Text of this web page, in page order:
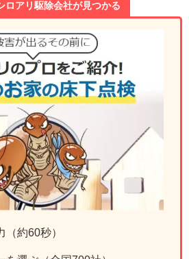
ロアリ駆除会社が見つかる
（約60秒）